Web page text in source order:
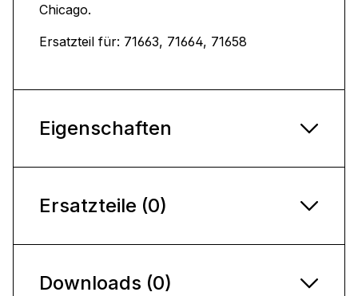
Chicago.
Ersatzteil für: 71663, 71664, 71658
Eigenschaften
Ersatzteile (0)
Downloads (0)